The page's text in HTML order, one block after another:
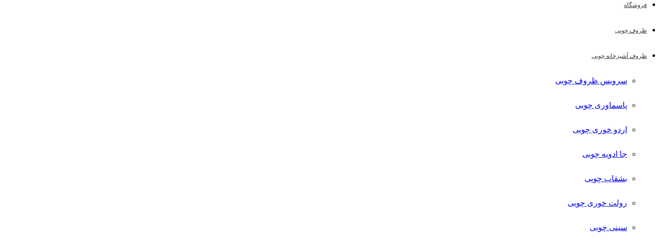
فروشگاه
ظروف چوبی
ظروف آشپزخانه چوبی
سرویس ظروف چوبی
پاسماوری چوبی
اردو خوری چوبی
جا ادویه چوبی
بشقاب چوبی
رولت خوری چوبی
سینی چوبی